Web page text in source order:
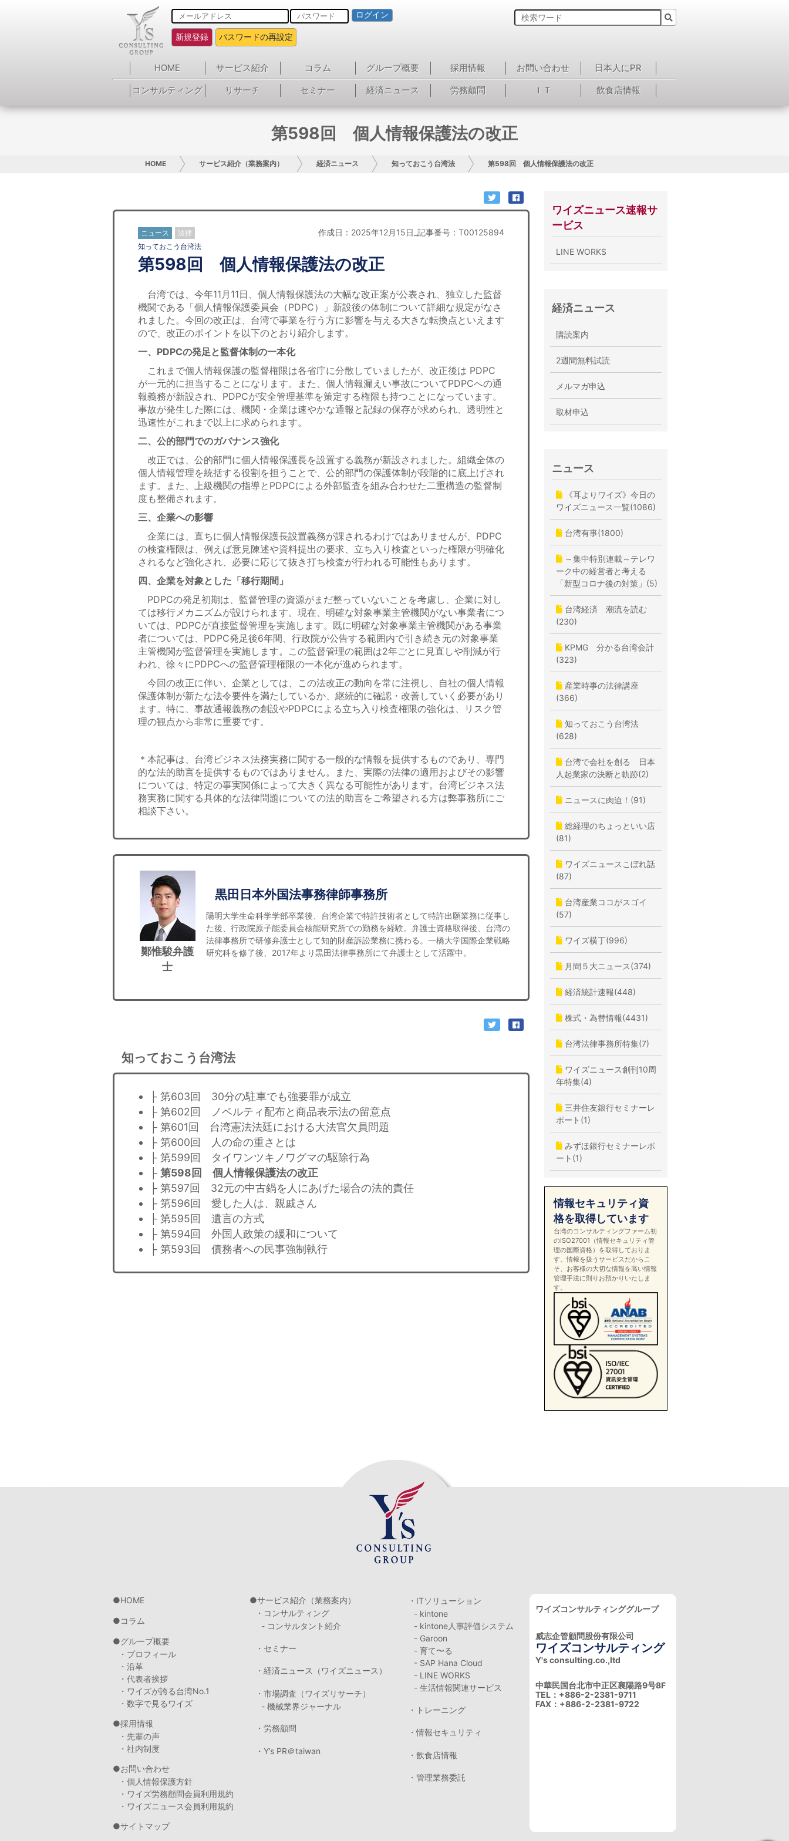
ログイン
新規登録 パスワードの再設定
HOME サービス紹介 コラム グループ概要 採用情報 お問い合わせ
日本人にPR
コンサルティング
リサーチ セミナー 経済ニュース 労務顧問 ＩＴ 飲食店情報
第598回 個人情報保護法の改正
HOME サービス紹介（業務案内） 経済ニュース 知っておこう台湾法 第598回 個人情報保護法の改正
ニュース 法律 作成日：2025年12月15日_記事番号：T00125894
知っておこう台湾法
第598回 個人情報保護法の改正
台湾では、今年11月11日、個人情報保護法の大幅な改正案が公表され、独立した監督
機関である「個人情報保護委員会（PDPC）」新設後の体制について詳細な規定がなさ
れました。今回の改正は、台湾で事業を行う方に影響を与える大きな転換点といえます
ので、改正のポイントを以下のとおり紹介します。
一、PDPCの発足と監督体制の一本化
これまで個人情報保護の監督権限は各省庁に分散していましたが、改正後は PDPC
が一元的に担当することになります。また、個人情報漏えい事故についてPDPCへの通
報義務が新設され、PDPCが安全管理基準を策定する権限も持つことになっています。
事故が発生した際には、機関・企業は速やかな通報と記録の保存が求められ、透明性と
迅速性がこれまで以上に求められます。
二、公的部門でのガバナンス強化
改正では、公的部門に個人情報保護長を設置する義務が新設されました。組織全体の
個人情報管理を統括する役割を担うことで、公的部門の保護体制が段階的に底上げされ
ます。また、上級機関の指導とPDPCによる外部監査を組み合わせた二重構造の監督制
度も整備されます。
三、企業への影響
企業には、直ちに個人情報保護長設置義務が課されるわけではありませんが、PDPC
の検査権限は、例えば意見陳述や資料提出の要求、立ち入り検査といった権限が明確化
されるなど強化され、必要に応じて抜き打ち検査が行われる可能性もあります。
四、企業を対象とした「移行期間」
PDPCの発足初期は、監督管理の資源がまだ整っていないことを考慮し、企業に対し
ては移行メカニズムが設けられます。現在、明確な対象事業主管機関がない事業者につ
いては、PDPCが直接監督管理を実施します。既に明確な対象事業主管機関がある事業
者については、PDPC発足後6年間、行政院が公告する範囲内で引き続き元の対象事業
主管機関が監督管理を実施します。この監督管理の範囲は2年ごとに見直しや削減が行
われ、徐々にPDPCへの監督管理権限の一本化が進められます。
今回の改正に伴い、企業としては、この法改正の動向を常に注視し、自社の個人情報
保護体制が新たな法令要件を満たしているか、継続的に確認・改善していく必要があり
ます。特に、事故通報義務の創設やPDPCによる立ち入り検査権限の強化は、リスク管
理の観点から非常に重要です。
＊本記事は、台湾ビジネス法務実務に関する一般的な情報を提供するものであり、専門
的な法的助言を提供するものではありません。また、実際の法律の適用およびその影響
については、特定の事実関係によって大きく異なる可能性があります。台湾ビジネス法
務実務に関する具体的な法律問題についての法的助言をご希望される方は弊事務所にご
相談下さい。
鄭惟駿弁護
士
黒田日本外国法事務律師事務所
陽明大学生命科学学部卒業後、台湾企業で特許技術者として特許出願業務に従事し
た後、行政院原子能委員会核能研究所での勤務を経験。弁護士資格取得後、台湾の
法律事務所で研修弁護士として知的財産訴訟業務に携わる。一橋大学国際企業戦略
研究科を修了後、2017年より黒田法律事務所にて弁護士として活躍中。
知っておこう台湾法
├ 第603回 30分の駐車でも強要罪が成立
├ 第602回 ノベルティ配布と商品表示法の留意点
├ 第601回 台湾憲法法廷における大法官欠員問題
├ 第600回 人の命の重さとは
├ 第599回 タイワンツキノワグマの駆除行為
├ 第598回 個人情報保護法の改正
├ 第597回 32元の中古鍋を人にあげた場合の法的責任
├ 第596回 愛した人は、親戚さん
├ 第595回 遺言の方式
├ 第594回 外国人政策の緩和について
├ 第593回 債務者への民事強制執行
ワイズニュース速報サ
ービス
LINE WORKS
経済ニュース
購読案内
2週間無料試読
メルマガ申込
取材申込
ニュース
《耳よりワイズ》今日の
ワイズニュース一覧(1086)
台湾有事(1800)
～集中特別連載～テレワ
ーク中の経営者と考える
「新型コロナ後の対策」(5)
台湾経済 潮流を読む
(230)
KPMG 分かる台湾会計
(323)
産業時事の法律講座
(366)
知っておこう台湾法
(628)
台湾で会社を創る 日本
人起業家の決断と軌跡(2)
ニュースに肉迫！(91)
総経理のちょっといい店
(81)
ワイズニュースこぼれ話
(87)
台湾産業ココがスゴイ
(57)
ワイズ横丁(996)
月間５大ニュース(374)
経済統計速報(448)
株式・為替情報(4431)
台湾法律事務所特集(7)
ワイズニュース創刊10周
年特集(4)
三井住友銀行セミナーレ
ポート(1)
みずほ銀行セミナーレポ
ート(1)
情報セキュリティ資
格を取得しています
台湾のコンサルティングファーム初
のISO27001（情報セキュリティ管
理の国際資格）を取得しておりま
す。情報を扱うサービスだからこ
そ、お客様の大切な情報を高い情報
管理手法に則りお預かりいたしま
す。
HOME
コラム
グループ概要
・プロフィール
・沿革
・代表者挨拶
・ワイズが誇る台湾No.1
・数字で見るワイズ
採用情報
・先輩の声
・社内制度
お問い合わせ
・個人情報保護方針
・ワイズ労務顧問会員利用規約
・ワイズニュース会員利用規約
サイトマップ
サービス紹介（業務案内）
・コンサルティング
- コンサルタント紹介
・セミナー
・経済ニュース（ワイズニュース）
・市場調査（ワイズリサーチ）
- 機械業界ジャーナル
・労務顧問
・Y’s PR＠taiwan
・ITソリューション
- kintone
- kintone人事評価システム
- Garoon
- 育て〜る
- SAP Hana Cloud
- LINE WORKS
- 生活情報関連サービス
・トレーニング
・情報セキュリティ
・飲食店情報
・管理業務委託
ワイズコンサルティンググループ
威志企管顧問股份有限公司
ワイズコンサルティング
Y's consulting.co.,ltd
中華民国台北市中正区襄陽路9号8F
TEL：+886-2-2381-9711
FAX：+886-2-2381-9722